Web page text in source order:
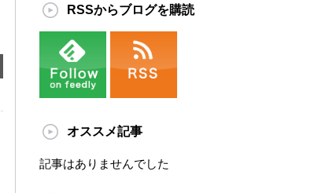
RSSからブログを購読
オススメ記事
記事はありませんでした